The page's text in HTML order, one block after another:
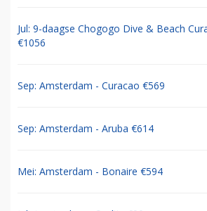
Jul: 9-daagse Chogogo Dive & Beach
€1056
Sep: Amsterdam - Curacao €569
Sep: Amsterdam - Aruba €614
Mei: Amsterdam - Bonaire €594